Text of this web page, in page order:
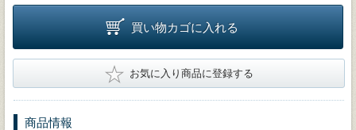
買い物カゴに入れる
★ お気に入り商品に登録する
商品情報